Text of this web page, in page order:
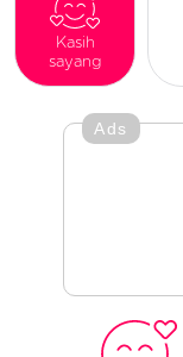
Kasih
sayang
Ads